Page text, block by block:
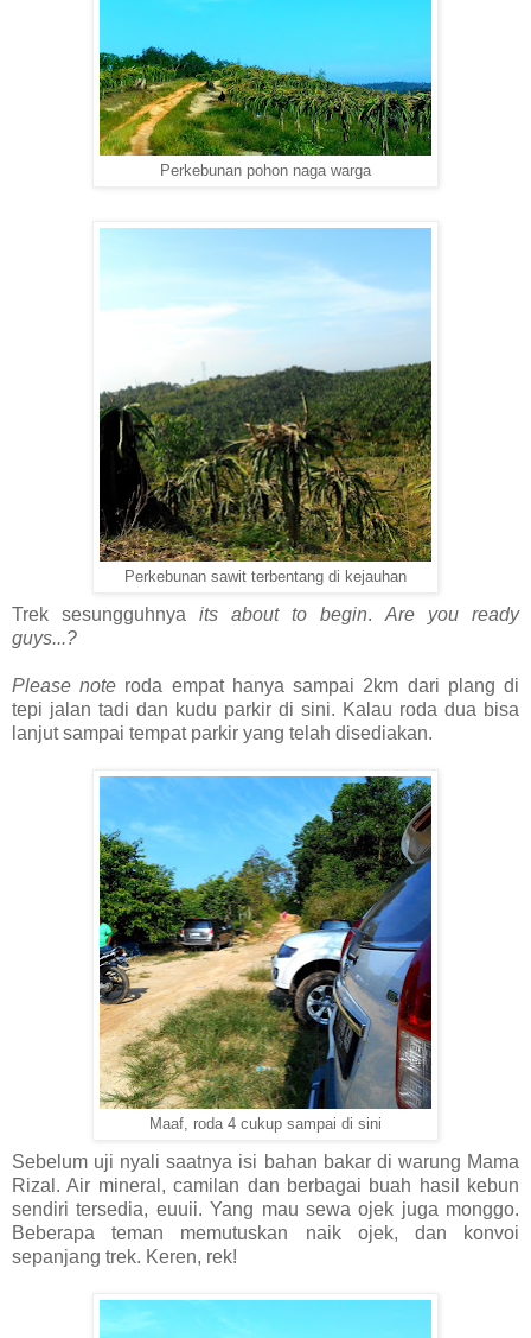
Perkebunan pohon naga warga
Perkebunan sawit terbentang di kejauhan
Trek sesungguhnya its about to begin. Are you ready
guys...?
Please note roda empat hanya sampai 2km dari plang di
tepi jalan tadi dan kudu parkir di sini. Kalau roda dua bisa
lanjut sampai tempat parkir yang telah disediakan.
Maaf, roda 4 cukup sampai di sini
Sebelum uji nyali saatnya isi bahan bakar di warung Mama
Rizal. Air mineral, camilan dan berbagai buah hasil kebun
sendiri tersedia, euuii. Yang mau sewa ojek juga monggo.
Beberapa teman memutuskan naik ojek, dan konvoi
sepanjang trek. Keren, rek!